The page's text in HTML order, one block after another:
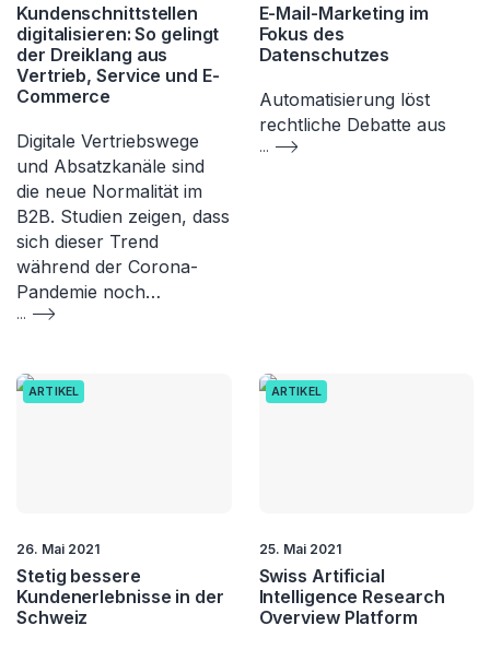
Kundenschnittstellen
digitalisieren: So gelingt
der Dreiklang aus
Vertrieb, Service und E-
Commerce
Digitale Vertriebswege
und Absatzkanäle sind
die neue Normalität im
B2B. Studien zeigen, dass
sich dieser Trend
während der Corona-
Pandemie noch…
...
E-Mail-Marketing im
Fokus des
Datenschutzes
Automatisierung löst
rechtliche Debatte aus
...
ARTIKEL
26. Mai 2021
Stetig bessere
Kundenerlebnisse in der
Schweiz
ARTIKEL
25. Mai 2021
Swiss Artificial
Intelligence Research
Overview Platform